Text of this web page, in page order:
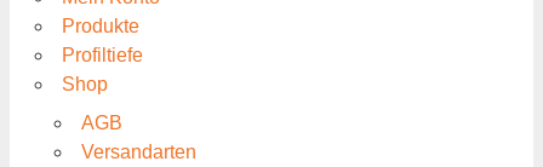
Produkte
Profiltiefe
Shop
AGB
Versandarten